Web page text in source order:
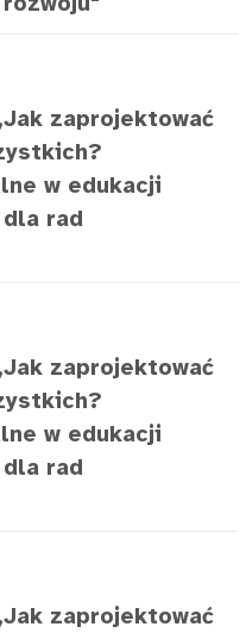
zaprojektować
w edukacji
dla rad
zaprojektować
w edukacji
dla rad
zaprojektować